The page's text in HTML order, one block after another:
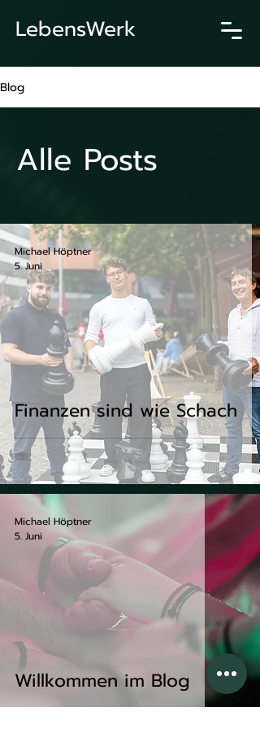
LebensWerk
Blog
Alle Posts
Finanzen sind wie Schach
Michael Höptner
5. Juni
Willkommen im Blog
Michael Höptner
5. Juni